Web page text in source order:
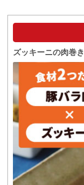
ズッキーニの肉巻き